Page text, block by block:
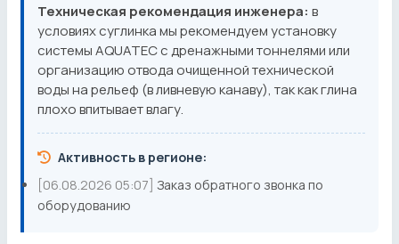
Техническая рекомендация инженера: в
условиях суглинка мы рекомендуем установку
системы AQUATEC с дренажными тоннелями или
организацию отвода очищенной технической
воды на рельеф (в ливневую канаву), так как глина
плохо впитывает влагу.
Активность в регионе:
[06.08.2026 05:07] Заказ обратного звонка по
оборудованию